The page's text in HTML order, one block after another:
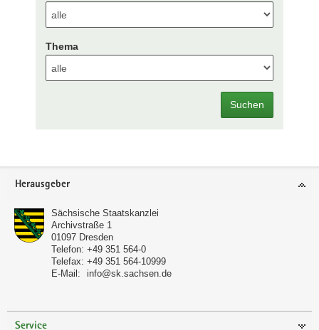
Thema
Suchen
Footer-
Herausgeber
Sächsische Staatskanzlei
Archivstraße 1
01097 Dresden
Telefon: +49 351 564-0
Telefax: +49 351 564-10999
E-Mail:
info@sk.sachsen.de
Service